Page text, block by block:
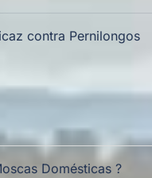
contra Pernilongos
Domésticas ?